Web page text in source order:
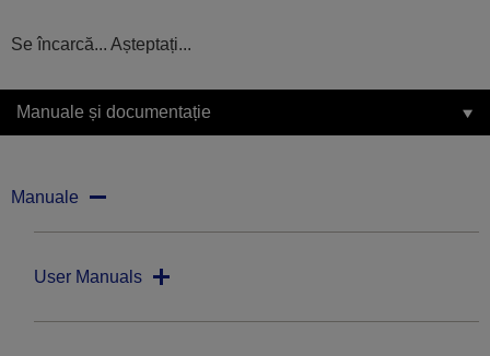
Se încarcă... Așteptați...
Manuale și documentație
Manuale
User Manuals